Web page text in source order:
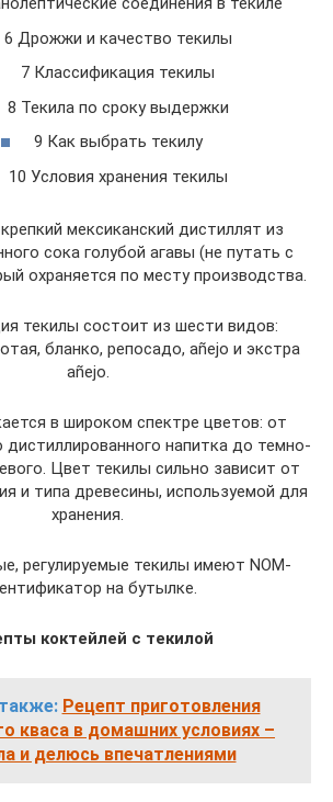
6 Дрожжи и качество текилы
7 Классификация текилы
8 Текила по сроку выдержки
9 Как выбрать текилу
10 Условия хранения текилы
мексиканский дистиллят из
сока голубой агавы (не путать с
охраняется по месту производства.
текилы состоит из шести видов:
бланко, репосадо, añejo и экстра
añejo.
в широком спектре цветов: от
дистиллированного напитка до темно-
Цвет текилы сильно зависит от
и типа древесины, используемой для
хранения.
регулируемые текилы имеют NOM-
на бутылке.
коктейлей с текилой
Рецепт приготовления
кваса в домашних условиях –
и делюсь впечатлениями